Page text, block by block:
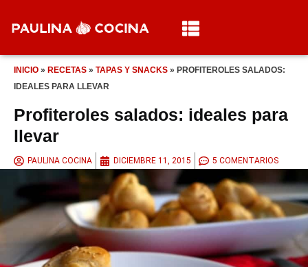
INICIO » RECETAS » TAPAS Y SNACKS » PROFITEROLES SALADOS:
IDEALES PARA LLEVAR
Profiteroles salados: ideales para
llevar
PAULINA COCINA DICIEMBRE 11, 2015 5 COMENTARIOS